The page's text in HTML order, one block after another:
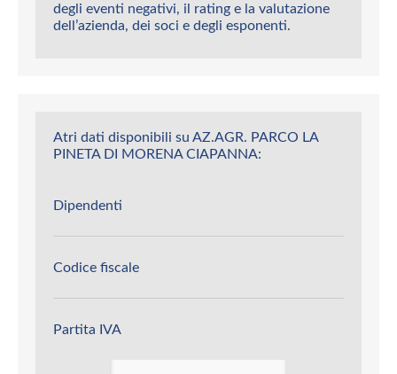
degli eventi negativi, il rating e la valutazione
dell’azienda, dei soci e degli esponenti.
Atri dati disponibili su AZ.AGR. PARCO LA
PINETA DI MORENA CIAPANNA:
Dipendenti
Codice fiscale
Partita IVA